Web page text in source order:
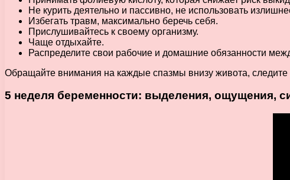
Не курить деятельно и пассивно, не использовать
Избегать травм, максимально беречь себя.
Прислушивайтесь к своему организму.
Чаще отдыхайте.
Распределите свои рабочие и домашние обязанности
Обращайте внимания на каждые спазмы внизу живота, следите
5 неделя беременности: выделения, ощущения,